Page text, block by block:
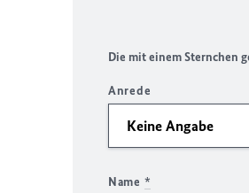
Die mit einem Sternchen
Anrede
Name *